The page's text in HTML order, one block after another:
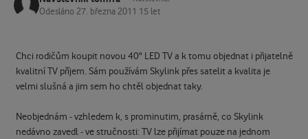
Odesláno 27. března 2011 15 let
Chci rodičům koupit novou 40" LED TV a k tomu objednat i přijatelně
kvalitní TV příjem. Sám používám Skylink přes satelit a kvalita je
velmi slušná a jim sem ho chtěl objednat taky.
Neobjednám - vzhledem k, s prominutim, prasárně, co Skylink
nedávno zavedl - ve stručnosti: TV lze přijímat pouze na jednom